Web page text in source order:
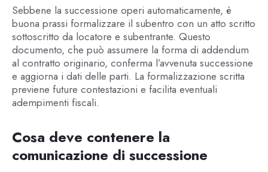
Sebbene la successione operi automaticamente, è
buona prassi formalizzare il subentro con un atto scritto
sottoscritto da locatore e subentrante. Questo
documento, che può assumere la forma di addendum
al contratto originario, conferma l’avvenuta successione
e aggiorna i dati delle parti. La formalizzazione scritta
previene future contestazioni e facilita eventuali
adempimenti fiscali.
Cosa deve contenere la
comunicazione di successione